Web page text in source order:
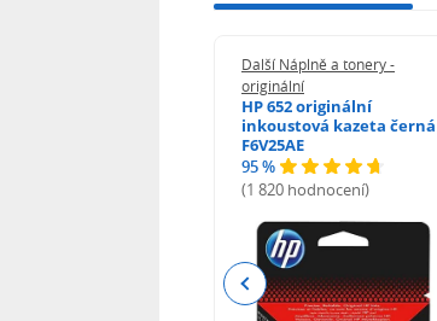
Další Náplně a tonery -
originální
HP 652 originální
inkoustová kazeta černá
F6V25AE
95 %
(1 820 hodnocení)
Previous